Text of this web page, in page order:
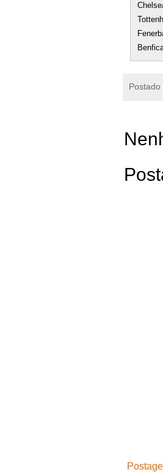
Postado